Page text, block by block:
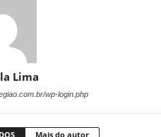
Lima
wp-login.php
Mais do autor